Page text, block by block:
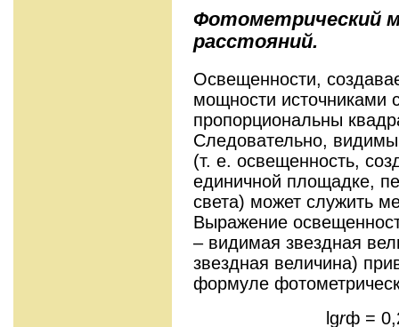
Фотометрический
расстояний.
Освещенности,
мощности источниками
пропорциональны
Следовательно,
(т. е. освещенность,
единичной площадке,
света) может служить
Выражение
– видимая звездная
звездная величина)
формуле
lgrф =